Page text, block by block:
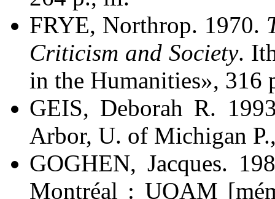
FRYE, Northrop. 1970.
Criticism and Society.
in the Humanities», 316
GEIS, Deborah R.
Arbor, U. of Michigan
GOGHEN, Jacques.
Montréal : UQAM